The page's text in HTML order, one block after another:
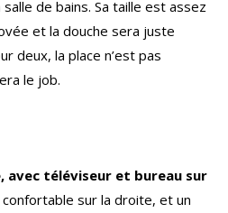
de bains. Sa taille est assez
et la douche sera juste
deux, la place n’est pas
le job.
avec téléviseur et bureau sur
sur la droite, et un